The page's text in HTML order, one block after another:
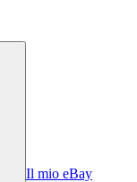
Il mio eBay